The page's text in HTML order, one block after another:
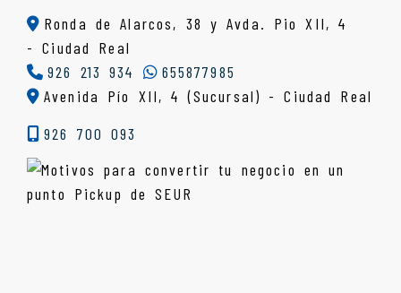
Ronda de Alarcos, 38 y Avda. Pio XII, 4
-Ciudad Real
926 213 934
655877985
Avenida Pío XII, 4 (Sucursal) - Ciudad Real
926 700 093